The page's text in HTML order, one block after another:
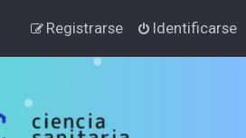
Identificarse
Registrarse